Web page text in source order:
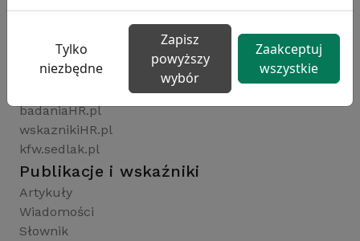
Rynekpracy.pl
sedlak.pl
wynagrodzenia.pl
raportyplacowe.pl
badaniaHR.pl
wskaznikiHR.pl
kfw.sedlak.pl
Publikacje i wskaźniki
Artykuły
Wiadomości
Słownik
Tylko
niezbędne
Zapisz
powyższy
wybór
Zaakceptuj
wszystkie